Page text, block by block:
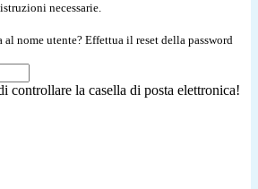
necessarie.
al nome utente? Effettua il reset della password
controllare la casella di posta elettronica!